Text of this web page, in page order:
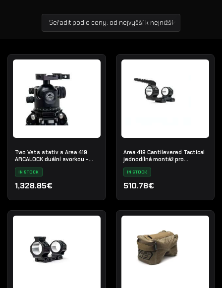
Two Vets stativ s Area 419
ARCALOCK duální svorkou -
QDT V2 LS I
IN STOCK
1,328.85€
Area 419 Cantilevered Tactical
jednodílná montáž pro
puškohled
IN STOCK
510.78€